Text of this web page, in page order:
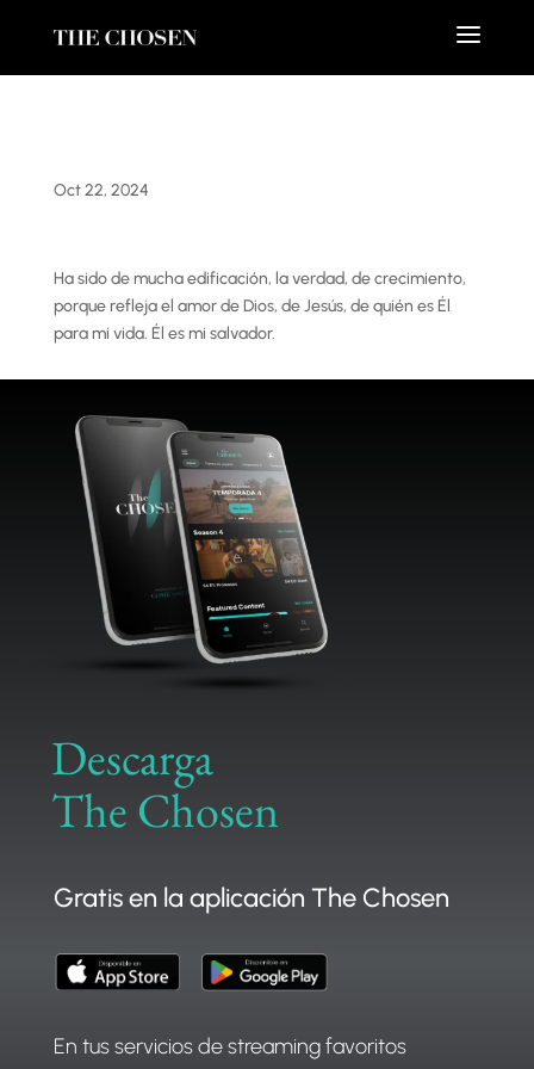
APOYAR
Oct 22, 2024
Ha sido de mucha edificación, la verdad, de crecimiento,
porque refleja el amor de Dios, de Jesús, de quién es Él
para mi vida. Él es mi salvador.
Descarga
The Chosen
Gratis en la aplicación The Chosen
En tus servicios de streaming favoritos